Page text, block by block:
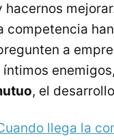
competencia
a
, el
llega la